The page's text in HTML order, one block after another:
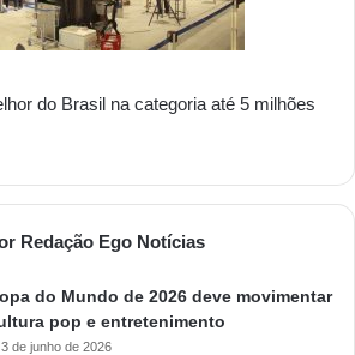
do Brasil na categoria até 5 milhões
Redação Ego Notícias
do Mundo de 2026 deve movimentar
pop e entretenimento
3 de junho de 2026